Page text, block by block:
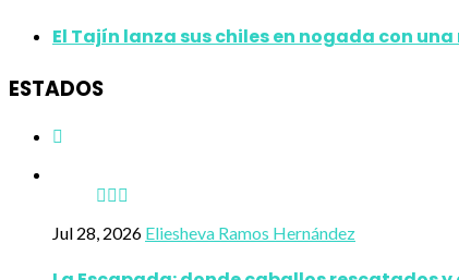
El Tajín lanza sus chiles en nogada con
ESTADOS
Jul 28, 2026 Eliesheva Ramos Hernández